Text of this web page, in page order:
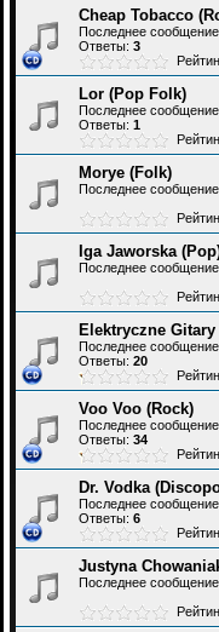
Cheap Tobacco
Последнее сообщение
Ответы: 3
Lor (Pop Folk)
Последнее сообщение
Ответы: 1
Morye (Folk)
Последнее сообщение
Iga Jaworska
Последнее сообщение
Elektryczne Gitary
Последнее сообщение
Ответы: 20
Voo Voo (Rock)
Последнее сообщение
Ответы: 34
Dr. Vodka
Последнее сообщение
Ответы: 6
Justyna
Последнее сообщение